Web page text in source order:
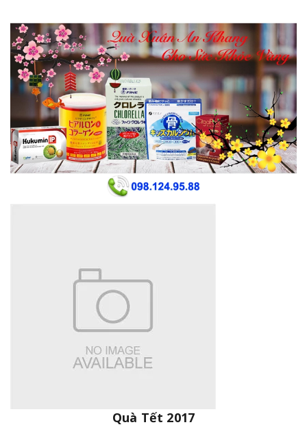
Quà Tết 2017